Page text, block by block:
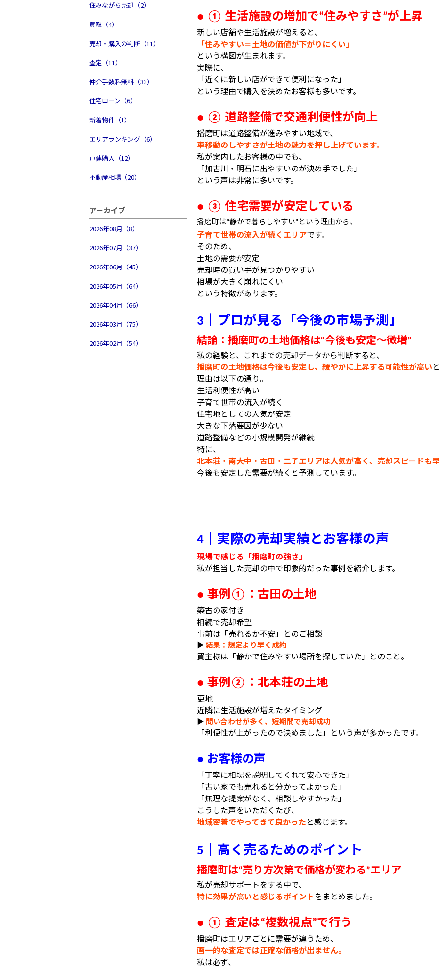
住みながら売却（2）
買取（4）
売却・購入の判断（11）
査定（11）
仲介手数料無料（33）
住宅ローン（6）
新着物件（1）
エリアランキング（6）
戸建購入（12）
不動産相場（20）
アーカイブ
2026年08月（8）
2026年07月（37）
2026年06月（45）
2026年05月（64）
2026年04月（66）
2026年03月（75）
2026年02月（54）
● ① 生活施設の増加で“住みやすさ”が上昇
新しい店舗や生活施設が増えると、
「住みやすい＝土地の価値が下がりにくい」
という構図が生まれます。
実際に、
「近くに新しい店ができて便利になった」
という理由で購入を決めたお客様も多いです。
● ② 道路整備で交通利便性が向上
播磨町は道路整備が進みやすい地域で、
車移動のしやすさが土地の魅力を押し上げています。
私が案内したお客様の中でも、
「加古川・明石に出やすいのが決め手でした」
という声は非常に多いです。
● ③ 住宅需要が安定している
播磨町は“静かで暮らしやすい” という理由から、
子育て世帯の流入が続くエリアです。
そのため、
土地の需要が安定
売却時の買い手が見つかりやすい
相場が大きく崩れにくい
という特徴があります。
3 ｜プロが見る「今後の市場予測」
結論：播磨町の土地価格は“今後も安定〜微増”
私の経験と、これまでの売却データから判断すると、
播磨町の土地価格は今後も安定し、緩やかに上昇する可能性が高い
理由は以下の通り。
生活利便性が高い
子育て世帯の流入が続く
住宅地としての人気が安定
大きな下落要因が少ない
道路整備などの小規模開発が継続
特に、
北本荘・南大中・古田・二子エリアは人気が高く、売却スピードも
今後も安定した需要が続くと予測しています。
4 ｜実際の売却実績とお客様の声
現場で感じる「播磨町の強さ」
私が担当した売却の中で印象的だった事例を紹介します。
● 事例 ① ：古田の土地
築古の家付き
相続で売却希望
事前は「売れるか不安」とのご相談
▶結果：想定より早く成約
買主様は「静かで住みやすい場所を探していた」とのこと。
● 事例 ② ：北本荘の土地
更地
近隣に生活施設が増えたタイミング
▶ 問い合わせが多く、短期間で売却成功
「利便性が上がったので決めました」という声が多かったです。
● お客様の声
「丁寧に相場を説明してくれて安心できた」
「古い家でも売れると分かってよかった」
「無理な提案がなく、相談しやすかった」
こうした声をいただくたび、
地域密着でやってきて良かったと感じます。
5 ｜高く売るためのポイント
播磨町は“売り方次第で価格が変わる”エリア
私が売却サポートをする中で、
特に効果が高いと感じるポイントをまとめました。
● ① 査定は“複数視点”で行う
播磨町はエリアごとに需要が違うため、
画一的な査定では正確な価格が出ません。
私は必ず、